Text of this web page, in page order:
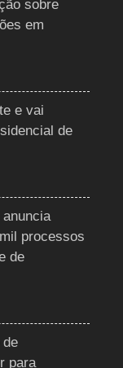
sobre
em
e vai
de
processos
de
de
para